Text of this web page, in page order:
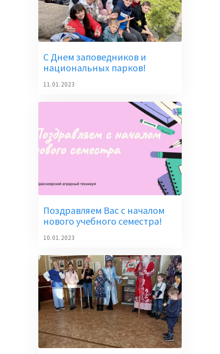
С Днем заповедников и
национальных парков!
11.01.2023
Поздравляем Вас с началом
нового учебного семестра!
10.01.2023